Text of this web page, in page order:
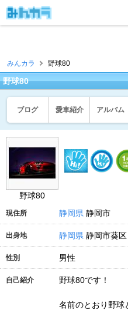
みんカラ 野球80
野球80
ブログ 愛車紹介 アルバム
野球80
現住所 静岡県 静岡市
出身地 静岡県 静岡市葵区
性別 男性
自己紹介 野球80です！
名前のとおり野球